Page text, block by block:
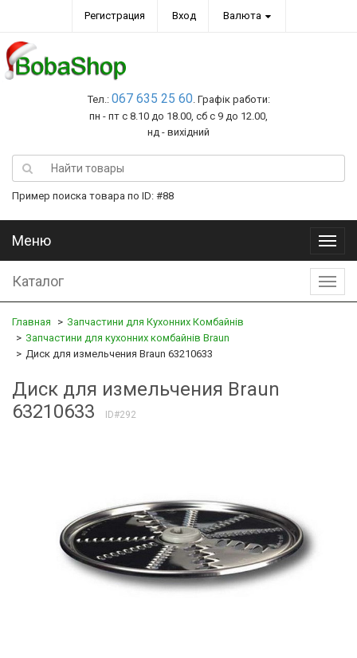
Регистрация Вход Валюта
Тел.: 067 635 25 60. Графік работи:
пн - пт с 8.10 до 18.00, сб с 9 до 12.00,
нд - вихідний
Пример поиска товара по ID: #88
Меню
Меню
Каталог
Главная
Запчастини для Кухонних Комбайнів
Запчастини для кухонних комбайнів Braun
Диск для измельчения Braun 63210633
Диск для измельчения Braun
63210633
ID#292